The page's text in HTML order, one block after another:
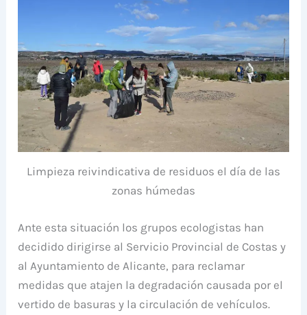
Limpieza reivindicativa de residuos el día de las
zonas húmedas
Ante esta situación los grupos ecologistas han
decidido dirigirse al Servicio Provincial de Costas y
al Ayuntamiento de Alicante, para reclamar
medidas que atajen la degradación causada por el
vertido de basuras y la circulación de vehículos.